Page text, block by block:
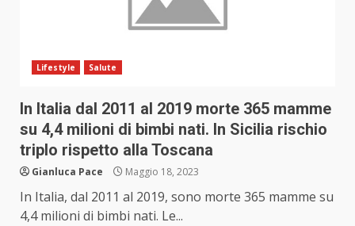
Lifestyle Salute
In Italia dal 2011 al 2019 morte 365 mamme
su 4,4 milioni di bimbi nati. In Sicilia rischio
triplo rispetto alla Toscana
Gianluca Pace Maggio 18, 2023
In Italia, dal 2011 al 2019, sono morte 365 mamme su
4,4 milioni di bimbi nati. Le...